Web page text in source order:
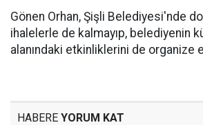
Gönen Orhan, Şişli Belediyesi'nde
ihalelerle de kalmayıp, belediyenin
alanındaki etkinliklerini de organize
HABERE YORUM KAT